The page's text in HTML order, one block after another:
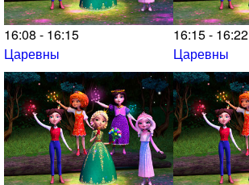
16:08 - 16:15
Царевны
16:15 - 16:22
Царевны